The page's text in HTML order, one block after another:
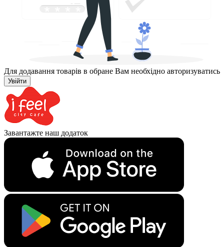
Для додавання товарів в обране Вам необхідно авторизуватись
Увійти
Завантажте наш додаток